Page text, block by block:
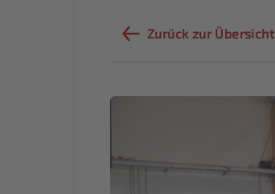
Zurück zur Übersicht